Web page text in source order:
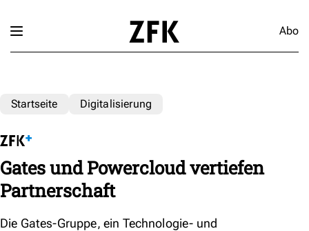
Abo
Startseite Digitalisierung
Gates und Powercloud vertiefen
Partnerschaft
Die Gates-Gruppe, ein Technologie- und